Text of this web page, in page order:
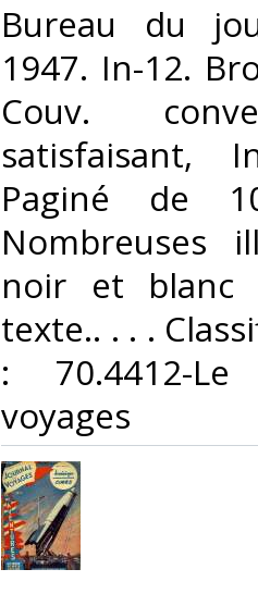
‎Bureau du
1947. In-12.
Couv.
satisfaisant,
Paginé de
Nombreuses
noir et blanc
texte.. . . .
: 70.4412-
voyages‎